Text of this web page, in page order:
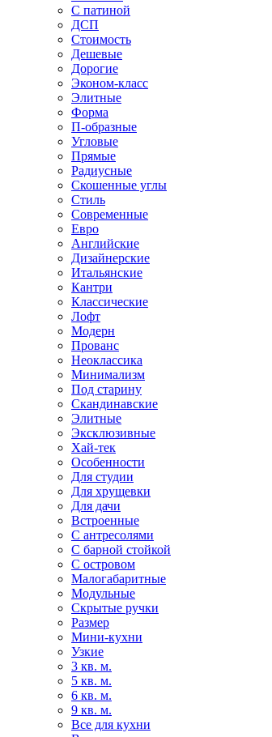
С патиной
ДСП
Стоимость
Дешевые
Дорогие
Эконом-класс
Элитные
Форма
П-образные
Угловые
Прямые
Радиусные
Скошенные углы
Стиль
Современные
Евро
Английские
Дизайнерские
Итальянские
Кантри
Классические
Лофт
Модерн
Прованс
Неоклассика
Минимализм
Под старину
Скандинавские
Элитные
Эксклюзивные
Хай-тек
Особенности
Для студии
Для хрущевки
Для дачи
Встроенные
С антресолями
С барной стойкой
С островом
Малогабаритные
Модульные
Скрытые ручки
Размер
Мини-кухни
Узкие
3 кв. м.
5 кв. м.
6 кв. м.
9 кв. м.
Все для кухни